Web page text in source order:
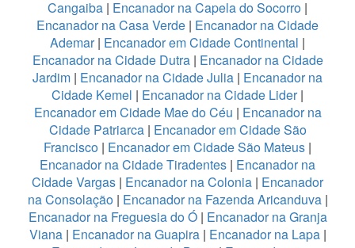
Cangaiba | Encanador na Capela do Socorro |
Encanador na Casa Verde | Encanador na Cidade
Ademar| Encanador em Cidade Continental |
Encanador na Cidade Dutra | Encanador na Cidade
Jardim | Encanador na Cidade Julia | Encanador na
Cidade Kemel | Encanador na Cidade Lider|
Encanador em Cidade Mae do Céu | Encanador na
Cidade Patriarca| Encanador em Cidade São
Francisco | Encanador em Cidade São Mateus |
Encanador na Cidade Tiradentes | Encanador na
Cidade Vargas | Encanador na Colonia | Encanador
na Consolação | Encanador na Fazenda Aricanduva|
Encanador na Freguesia do Ó| Encanador na Granja
Viana| Encanador na Guapira| Encanador na Lapa|